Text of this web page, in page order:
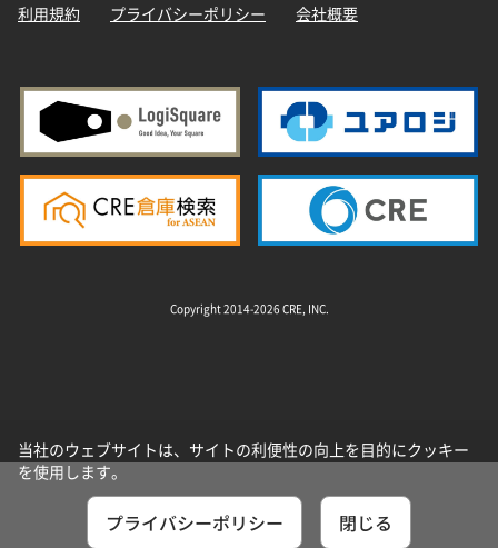
利用規約 プライバシーポリシー 会社概要
Copyright 2014-2026 CRE, INC.
当社のウェブサイトは、サイトの利便性の向上を目的にクッキー
を使用します。
プライバシーポリシー 閉じる